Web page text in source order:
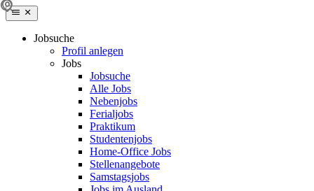
Jobsuche
Profil anlegen
Jobs
Jobsuche
Alle Jobs
Nebenjobs
Ferialjobs
Praktikum
Studentenjobs
Home-Office Jobs
Stellenangebote
Samstagsjobs